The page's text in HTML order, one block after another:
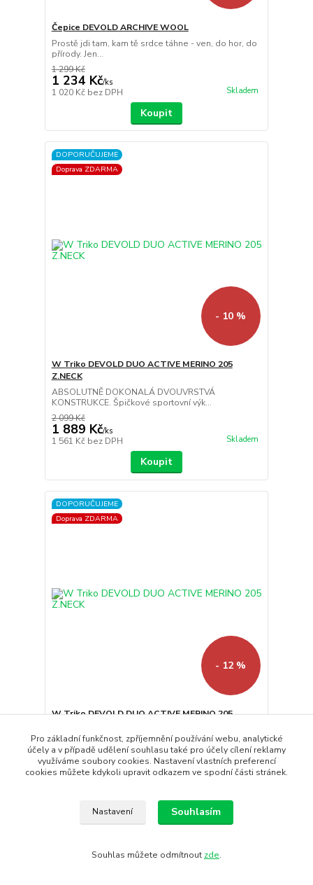
Čepice DEVOLD ARCHIVE WOOL
Prostě jdi tam, kam tě srdce táhne - ven, do hor, do
přírody. Jen...
1 299 Kč
1 234 Kč/ks
1 020 Kč bez DPH Skladem
Koupit
DOPORUČUJEME
Doprava ZDARMA
- 10 %
W Triko DEVOLD DUO ACTIVE MERINO 205
Z.NECK
ABSOLUTNĚ DOKONALÁ DVOUVRSTVÁ
KONSTRUKCE. Špičkové sportovní výk...
2 099 Kč
1 889 Kč/ks
1 561 Kč bez DPH Skladem
Koupit
DOPORUČUJEME
Doprava ZDARMA
- 12 %
W Triko DEVOLD DUO ACTIVE MERINO 205
ABSOLUTNĚ DOKONALÁ DVOUVRSTVÁ
KONSTRUKCE. Špičkové sportovní výk...
2 349 Kč
2 067 Kč/
Koupit
DOPORUČUJEME
Pro základní funkčnost, zpříjemnění používání webu, analytické
účely a v případě udělení souhlasu také pro účely cílení reklamy
využíváme soubory cookies. Nastavení vlastních preferencí
cookies můžete kdykoli upravit odkazem ve spodní části stránek.
Nastavení Souhlasím
Souhlas můžete odmítnout zde.